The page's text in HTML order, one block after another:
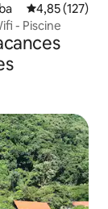
Évaluation
4,85 (127)
- Piscine